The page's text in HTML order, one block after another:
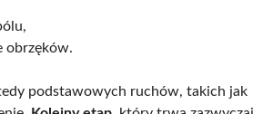
obrzęków.
podstawowych ruchów, takich jak